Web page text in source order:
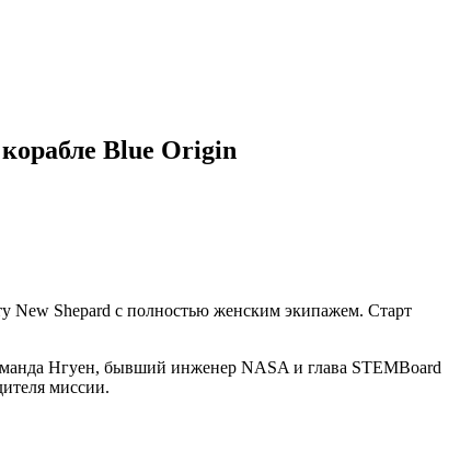
Blue Origin
New Shepard с полностью женским экипажем. Старт
Нгуен, бывший инженер NASA и глава STEMBoard
миссии.